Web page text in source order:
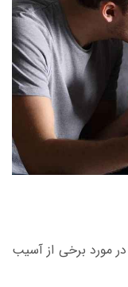
مورد برخی از آسیب